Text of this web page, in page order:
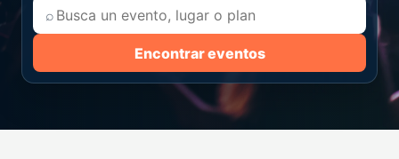
⌕
Encontrar eventos